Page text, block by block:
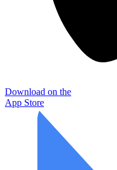
Download on the
App Store